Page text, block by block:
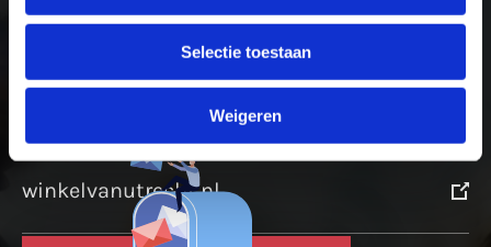
Selectie toestaan
Weigeren
Meer in Utrecht
winkelvanutrecht.nl